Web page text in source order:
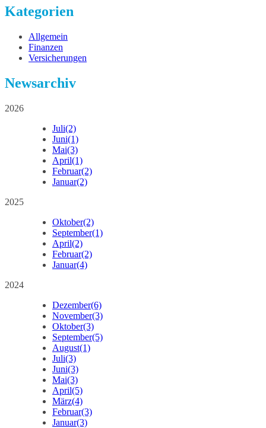
Kategorien
Allgemein
Finanzen
Versicherungen
Newsarchiv
2026
Juli(2)
Juni(1)
Mai(3)
April(1)
Februar(2)
Januar(2)
2025
Oktober(2)
September(1)
April(2)
Februar(2)
Januar(4)
2024
Dezember(6)
November(3)
Oktober(3)
September(5)
August(1)
Juli(3)
Juni(3)
Mai(3)
April(5)
März(4)
Februar(3)
Januar(3)